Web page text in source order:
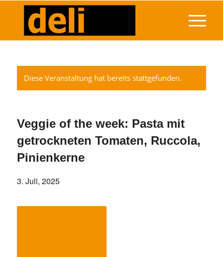
Diese Veranstaltung hat bereits stattgefunden.
Veggie of the week: Pasta mit
getrockneten Tomaten, Ruccola,
Pinienkerne
3. Juli, 2025